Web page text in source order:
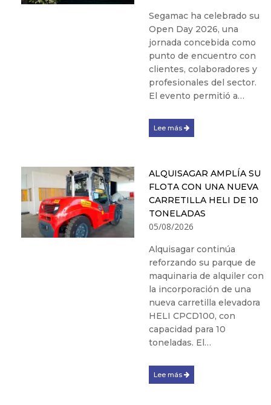
Segamac ha celebrado su
Open Day 2026, una
jornada concebida como
punto de encuentro con
clientes, colaboradores y
profesionales del sector.
El evento permitió a…
Lee más
ALQUISAGAR AMPLÍA SU
FLOTA CON UNA NUEVA
CARRETILLA HELI DE 10
TONELADAS
05/08/2026
Alquisagar continúa
reforzando su parque de
maquinaria de alquiler con
la incorporación de una
nueva carretilla elevadora
HELI CPCD100, con
capacidad para 10
toneladas. El…
Lee más